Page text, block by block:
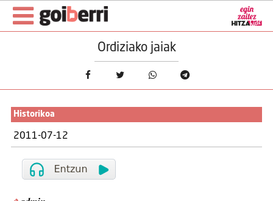
Ordiziako jaiak
Historikoa
2011-07-12